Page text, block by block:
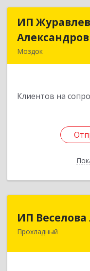
ИП
Моздок
Клиентов на
ИП
Прохладный